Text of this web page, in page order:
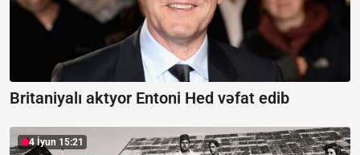
Britaniyalı aktyor Entoni Hed vəfat edib
4 İyun 15:21